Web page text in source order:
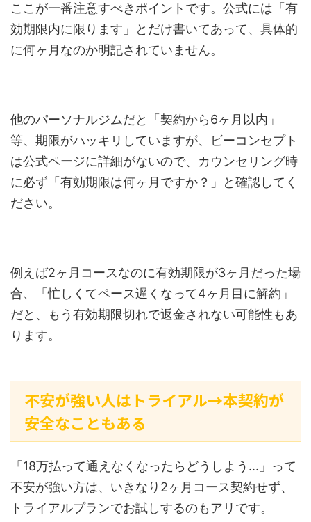
ここが一番注意すべきポイントです。公式には「有
効期限内に限ります」とだけ書いてあって、具体的
に何ヶ月なのか明記されていません。
他のパーソナルジムだと「契約から6ヶ月以内」
等、期限がハッキリしていますが、ビーコンセプト
は公式ページに詳細がないので、カウンセリング時
に必ず「有効期限は何ヶ月ですか？」と確認してく
ださい。
例えば2ヶ月コースなのに有効期限が3ヶ月だった場
合、「忙しくてペース遅くなって4ヶ月目に解約」
だと、もう有効期限切れで返金されない可能性もあ
ります。
不安が強い人はトライアル→本契約が
安全なこともある
「18万払って通えなくなったらどうしよう...」って
不安が強い方は、いきなり2ヶ月コース契約せず、
トライアルプランでお試しするのもアリです。